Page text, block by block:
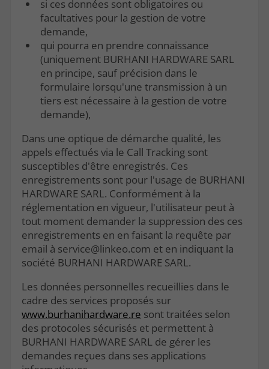
si ces données sont obligatoires ou
facultatives pour la gestion de votre
demande,
qui pourra en prendre connaissance
(uniquement BURHANI HARDWARE SARL
en principe, sauf précision dans le
formulaire lorsqu'une transmission à un
tiers est nécessaire à la gestion de votre
demande),
Dans une optique de démarche qualité, les
appels effectués via le Call Tracking sont
susceptibles d'être enregistrés. Ces
enregistrements sont pour l'usage de BURHANI
HARDWARE SARL. Conformément à la
réglementation en vigueur, l'utilisateur peut à
tout moment demander la suppression des ces
enregistrements en en faisant la requête par
email à service@linkeo.com et en indiquant la
société BURHANI HARDWARE SARL.
Les données personnelles recueillies dans le
cadre des services proposés sur
www.burhanihardware.re sont traitées selon
des protocoles sécurisés et permettent à
BURHANI HARDWARE SARL de gérer les
demandes reçues dans ses applications